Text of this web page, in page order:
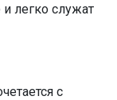
легко служат
с